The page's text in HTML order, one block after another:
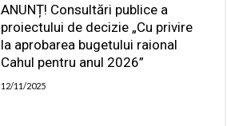
ANUNȚ! Consultări publice a
proiectului de decizie „Cu privire
la aprobarea bugetului raional
Cahul pentru anul 2026”
12/11/2025